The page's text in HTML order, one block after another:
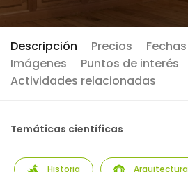
Descripción Precios Fechas
Imágenes
Puntos de interés
Actividades relacionadas
Temáticas científicas
Historia Arquitectura